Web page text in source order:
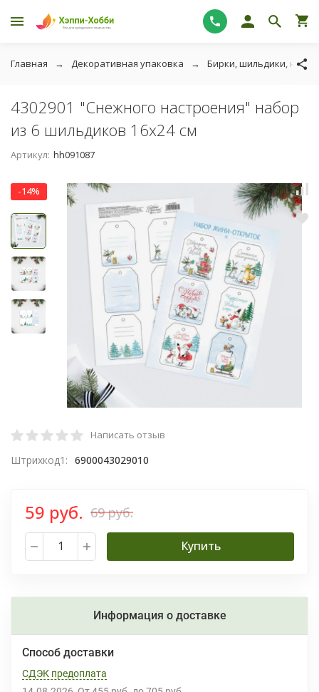
Главная Декоративная упаковка Бирки, шильдики,
4302901 "Снежного настроения" набор
из 6 шильдиков 16х24 см
Артикул: hh091087
-14%
Написать отзыв
Штрихкод1: 6900043029010
59 руб. 69 руб.
Купить
Информация о доставке
Способ доставки
СДЭК предоплата